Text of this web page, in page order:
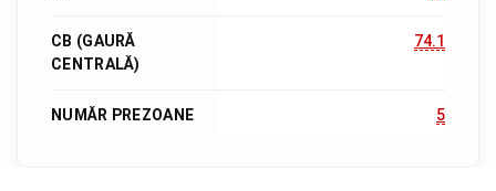
CB (GAURĂ
CENTRALĂ)
74.1
NUMĂR PREZOANE 5